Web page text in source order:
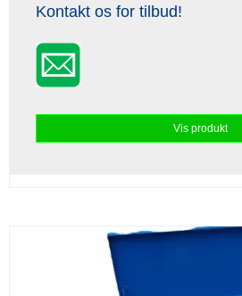
Kontakt os for tilbud!
Vis produkt